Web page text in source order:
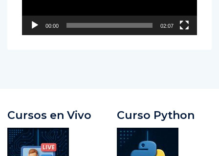
00:00 02:07
Cursos en Vivo Curso Python